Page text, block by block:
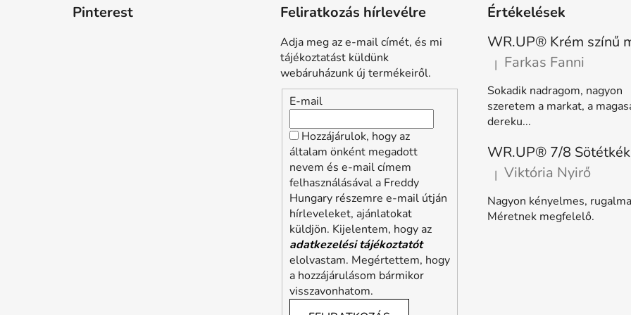
Pinterest Feliratkozás hírlevélre
Adja meg az e-mail címét, és mi
tájékoztatást küldünk
webáruházunk új termékeiről.
E-mail
Hozzájárulok, hogy az
általam önként megadott
nevem és e-mail címem
felhasználásával a Freddy
Hungary részemre e-mail útján
hírleveleket, ajánlatokat
küldjön. Kijelentem, hogy az
adatkezelési tájékoztatót
elolvastam. Megértettem, hogy
a hozzájárulásom bármikor
visszavonhatom.
Értékelések
A termék értékelése 5-ből 5
| Farkas Fanni
Sokadik nadragom, nagyon
szeretem a markat, a
dereku...
A termék értékelése 5-ből 5
| Viktória Nyirő
Nagyon kényelmes,
Méretnek megfelelő.